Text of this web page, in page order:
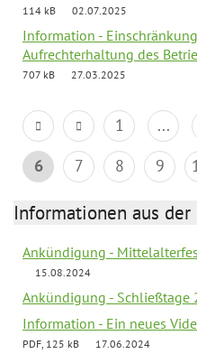
114 kB
02.07.2025
Information -
Aufrechterhaltung des
707 kB
27.03.2025
1 ...
6
7 8 9
Informationen aus
Ankündigung -
15.08.2024
Ankündigung - Schließtage
Information - Ein neues
PDF, 125 kB 17.06.2024